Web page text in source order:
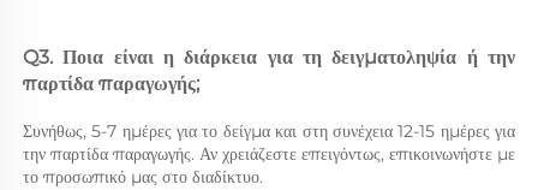
Q3. Ποια είναι η διάρκεια για τη δειγματοληψία ή την
παρτίδα παραγωγής;
Συνήθως, 5-7 ημέρες για το δείγμα και στη συνέχεια 12-15 ημέρες για
την παρτίδα παραγωγής. Αν χρειάζεστε επειγόντως, επικοινωνήστε με
το προσωπικό μας στο διαδίκτυο.